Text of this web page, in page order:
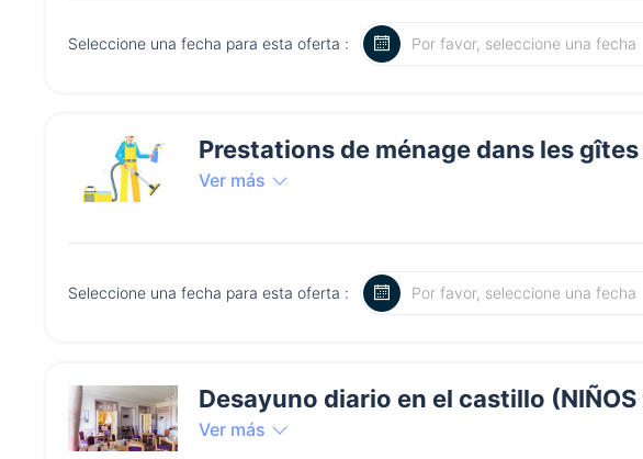
Seleccione una fecha para esta oferta :
Prestations de ménage dans les
Ver más
Seleccione una fecha para esta oferta :
Desayuno diario en el castillo
Ver más